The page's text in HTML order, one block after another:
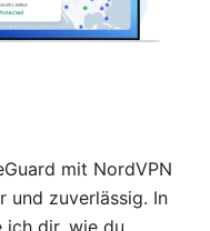
mit NordVPN
und zuverlässig. In
ich dir, wie du